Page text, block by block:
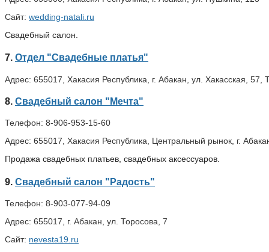
Сайт: wedding-natali.ru
Свадебный салон.
7. Отдел "Свадебные платья"
Адрес: 655017, Хакасия Республика, г. Абакан, ул. Хакасская,
8. Свадебный салон "Мечта"
Телефон: 8-906-953-15-60
Адрес: 655017, Хакасия Республика, Центральный рынок, г.
Продажа свадебных платьев, свадебных аксессуаров.
9. Свадебный салон "Радость"
Телефон: 8-903-077-94-09
Адрес: 655017, г. Абакан, ул. Торосова, 7
Сайт: nevesta19.ru